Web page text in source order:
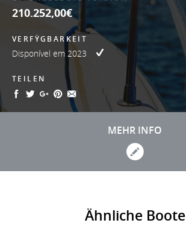
210.252,00€
VERFŸGBARKEIT
Disponível em 2023
TEILEN
MEHR INFO
Ähnliche Boote